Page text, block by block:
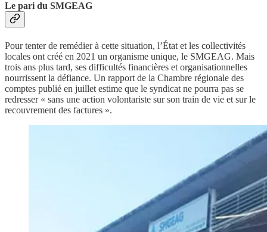
Le pari du SMGEAG
Pour tenter de remédier à cette situation, l’État et les collectivités
locales ont créé en 2021 un organisme unique, le SMGEAG. Mais
trois ans plus tard, ses difficultés financières et organisationnelles
nourrissent la défiance. Un rapport de la Chambre régionale des
comptes publié en juillet estime que le syndicat ne pourra pas se
redresser « sans une action volontariste sur son train de vie et sur le
recouvrement des factures ».